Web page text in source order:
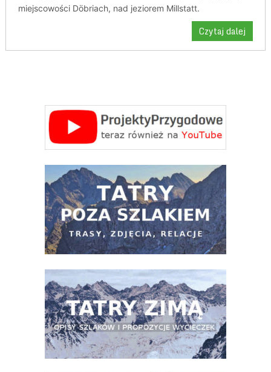
miejscowości Döbriach, nad jeziorem Millstatt.
Czytaj dalej